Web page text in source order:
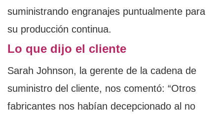
suministrando engranajes puntualmente para
su producción continua.
Lo que dijo el cliente
Sarah Johnson, la gerente de la cadena de
suministro del cliente, nos comentó: “Otros
fabricantes nos habían decepcionado al no